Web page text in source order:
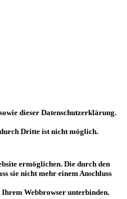
dieser Datenschutzerklärung.
Dritte ist nicht möglich.
ermöglichen. Die durch den
sie nicht mehr einem Anschluss
Webbrowser unterbinden.